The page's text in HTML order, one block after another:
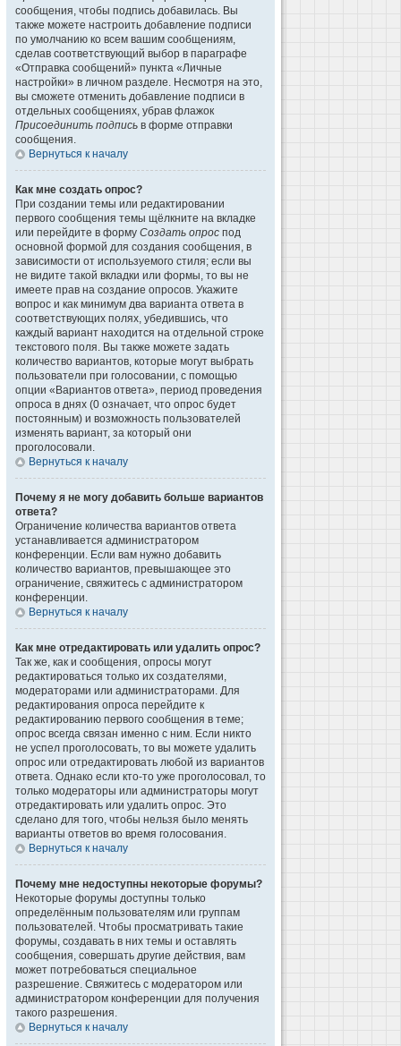
сообщения, чтобы подпись добавилась. Вы
также можете настроить добавление подписи
по умолчанию ко всем вашим сообщениям,
сделав соответствующий выбор в параграфе
«Отправка сообщений» пункта «Личные
настройки» в личном разделе. Несмотря на это,
вы сможете отменить добавление подписи в
отдельных сообщениях, убрав флажок
Присоединить подпись в форме отправки
сообщения.
Вернуться к началу
Как мне создать опрос?
При создании темы или редактировании
первого сообщения темы щёлкните на вкладке
или перейдите в форму Создать опрос под
основной формой для создания сообщения, в
зависимости от используемого стиля; если вы
не видите такой вкладки или формы, то вы не
имеете прав на создание опросов. Укажите
вопрос и как минимум два варианта ответа в
соответствующих полях, убедившись, что
каждый вариант находится на отдельной строке
текстового поля. Вы также можете задать
количество вариантов, которые могут выбрать
пользователи при голосовании, с помощью
опции «Вариантов ответа», период проведения
опроса в днях (0 означает, что опрос будет
постоянным) и возможность пользователей
изменять вариант, за который они
проголосовали.
Вернуться к началу
Почему я не могу добавить больше вариантов
ответа?
Ограничение количества вариантов ответа
устанавливается администратором
конференции. Если вам нужно добавить
количество вариантов, превышающее это
ограничение, свяжитесь с администратором
конференции.
Вернуться к началу
Как мне отредактировать или удалить опрос?
Так же, как и сообщения, опросы могут
редактироваться только их создателями,
модераторами или администраторами. Для
редактирования опроса перейдите к
редактированию первого сообщения в теме;
опрос всегда связан именно с ним. Если никто
не успел проголосовать, то вы можете удалить
опрос или отредактировать любой из вариантов
ответа. Однако если кто-то уже проголосовал, то
только модераторы или администраторы могут
отредактировать или удалить опрос. Это
сделано для того, чтобы нельзя было менять
варианты ответов во время голосования.
Вернуться к началу
Почему мне недоступны некоторые форумы?
Некоторые форумы доступны только
определённым пользователям или группам
пользователей. Чтобы просматривать такие
форумы, создавать в них темы и оставлять
сообщения, совершать другие действия, вам
может потребоваться специальное
разрешение. Свяжитесь с модератором или
администратором конференции для получения
такого разрешения.
Вернуться к началу